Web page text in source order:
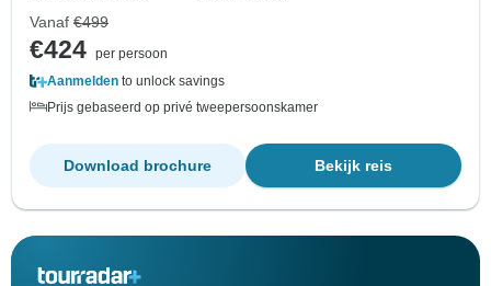
Vanaf €499
€424 per persoon
Aanmelden to unlock savings
Prijs gebaseerd op privé tweepersoonskamer
Bekijk reis
Download brochure